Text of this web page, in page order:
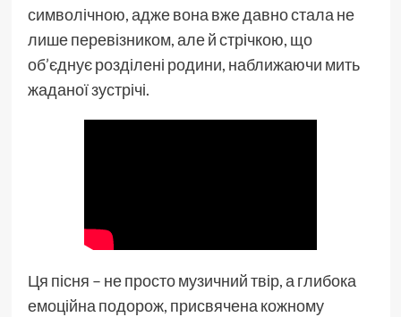
символічною, адже вона вже давно стала не
лише перевізником, але й стрічкою, що
об’єднує розділені родини, наближаючи мить
жаданої зустрічі.
Ця пісня – не просто музичний твір, а глибока
емоційна подорож, присвячена кожному